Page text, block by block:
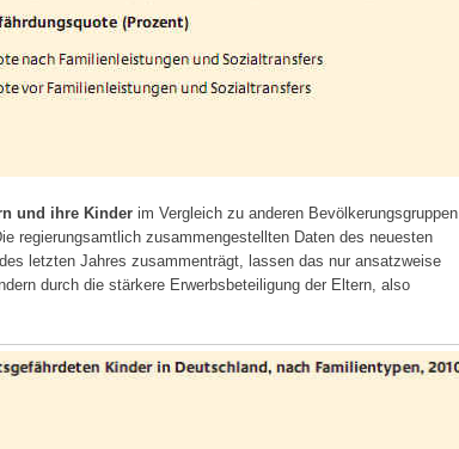
und ihre Kinder im Vergleich zu anderen Bevölkerungsgruppen
regierungsamtlich zusammengestellten Daten des neuesten
letzten Jahres zusammenträgt, lassen das nur ansatzweise
durch die stärkere Erwerbsbeteiligung der Eltern, also